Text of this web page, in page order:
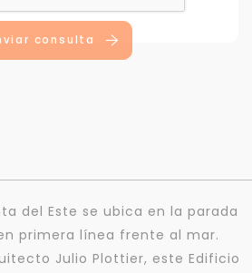
consulta
del Este se ubica en la parada
primera línea frente al mar.
Julio Plottier, este Edificio